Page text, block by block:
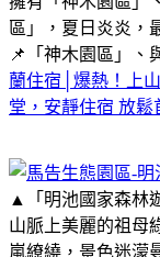
區」，夏日炎炎，
📌「神木園區」、
蘭住宿│爆熱！上
堂，安靜住宿 放鬆
▲「明池國家森林
山脈上美麗的祖母
嵐繚繞，景色迷濛